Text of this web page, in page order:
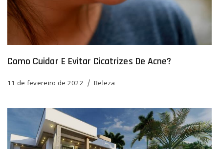
Como Cuidar E Evitar Cicatrizes De Acne?
11 de fevereiro de 2022 Beleza